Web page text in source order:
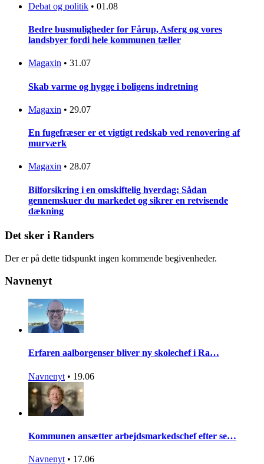
Debat og politik • 01.08
Bedre busmuligheder for Fårup, Asferg og vores
landsbyer fordi hele kommunen tæller
Magaxin • 31.07
Skab varme og hygge i boligens indretning
Magaxin • 29.07
En fugefræser er et vigtigt redskab ved renovering af
murværk
Magaxin • 28.07
Bilforsikring i en omskiftelig hverdag: Sådan
gennemskuer du markedet og sikrer en retvisende
dækning
Det sker i Randers
Der er på dette tidspunkt ingen kommende begivenheder.
Navnenyt
Erfaren aalborgenser bliver ny skolechef i Ra…
Navnenyt • 19.06
Kommunen ansætter arbejdsmarkedschef efter se…
Navnenyt • 17.06